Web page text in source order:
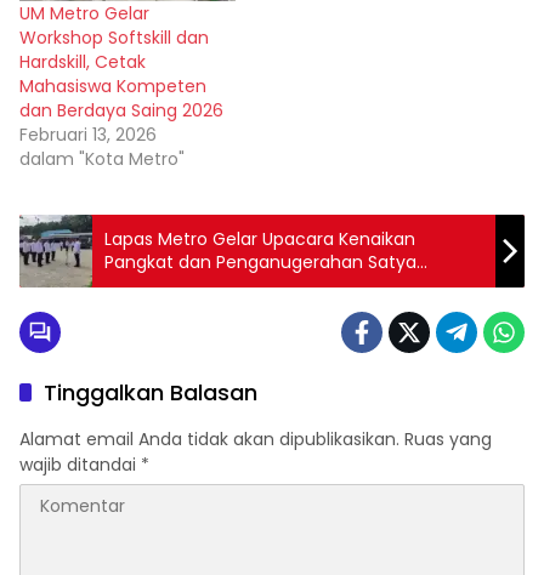
UM Metro Gelar
Workshop Softskill dan
Hardskill, Cetak
Mahasiswa Kompeten
dan Berdaya Saing 2026
Februari 13, 2026
dalam "Kota Metro"
Lapas Metro Gelar Upacara Kenaikan
Pangkat dan Penganugerahan Satya
Lencana Pegawai
Tinggalkan Balasan
Alamat email Anda tidak akan dipublikasikan. Ruas yang
wajib ditandai *